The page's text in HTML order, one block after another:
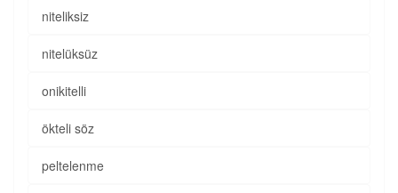
niteliksiz
nitelüksüz
onikitelli
ökteli söz
peltelenme